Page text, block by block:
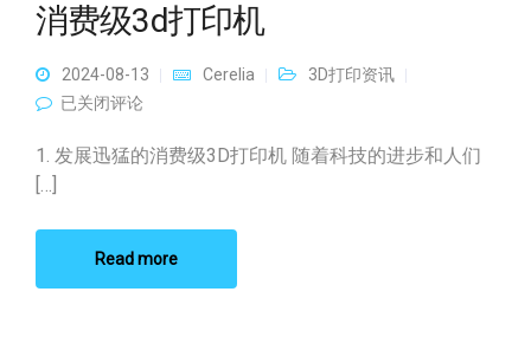
消费级3d打印机
2024-08-13 Cerelia
3D打印资讯
消费级3d打印机
已关闭评论
1. 发展迅猛的消费级3D打印机 随着科技的进步和人们
[…]
Read more